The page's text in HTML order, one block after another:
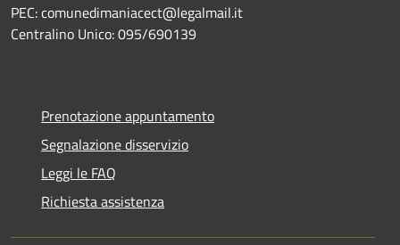
PEC: comunedimaniacect@legalmail.it
Centralino Unico: 095/690139
Prenotazione appuntamento
Segnalazione disservizio
Leggi le FAQ
Richiesta assistenza